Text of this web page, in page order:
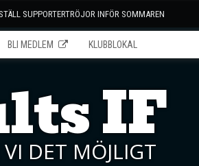
SUPPORTERTRÖJOR INFÖR SOMMAREN
BLI MEDLEM KLUBBLOKAL
IF
DET MÖJLIGT